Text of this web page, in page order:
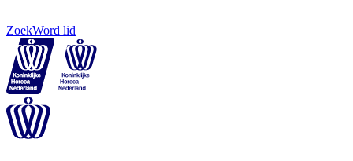
ZoekWord lid